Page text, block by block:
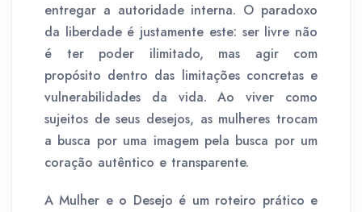
entregar a autoridade interna. O paradoxo
da liberdade é justamente este: ser livre não
é ter poder ilimitado, mas agir com
propósito dentro das limitações concretas e
vulnerabilidades da vida. Ao viver como
sujeitos de seus desejos, as mulheres trocam
a busca por uma imagem pela busca por um
coração autêntico e transparente.
A Mulher e o Desejo é um roteiro prático e